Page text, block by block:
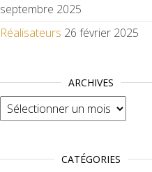
septembre 2025
Réalisateurs 26 février 2025
ARCHIVES
Archives
CATÉGORIES